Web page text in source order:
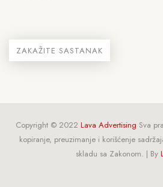
ZAKAŽITE SASTANAK
Copyright © 2022 Lava Advertising Sva
kopiranje, preuzimanje i korišćenje
skladu sa Zakonom. | By